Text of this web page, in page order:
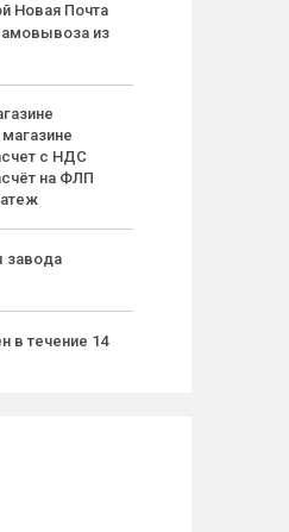
Новая Почта
из
с НДС
на ФЛП
завода
в течение 14